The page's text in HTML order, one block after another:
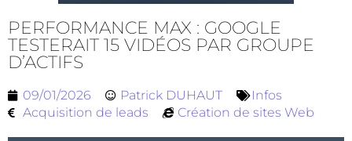
PERFORMANCE MAX : GOOGLE
TESTERAIT 15 VIDÉOS PAR GROUPE
D’ACTIFS
09/01/2026 Patrick DUHAUT
Infos
Acquisition de leads
Création de sites Web